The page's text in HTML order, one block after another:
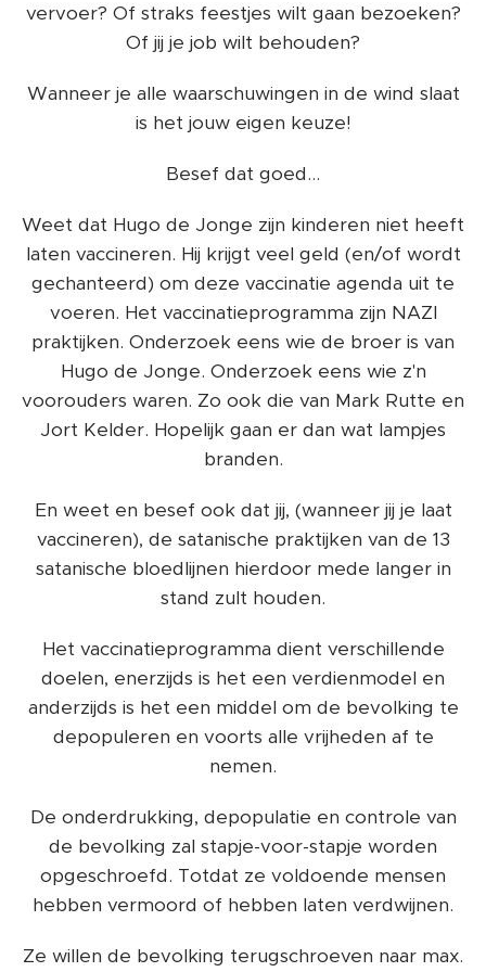
vervoer? Of straks feestjes wilt gaan bezoeken?
Of jij je job wilt behouden?
Wanneer je alle waarschuwingen in de wind slaat
is het jouw eigen keuze!
Besef dat goed...
Weet dat Hugo de Jonge zijn kinderen niet heeft
laten vaccineren. Hij krijgt veel geld (en/of wordt
gechanteerd) om deze vaccinatie agenda uit te
voeren. Het vaccinatieprogramma zijn NAZI
praktijken. Onderzoek eens wie de broer is van
Hugo de Jonge. Onderzoek eens wie z'n
voorouders waren. Zo ook die van Mark Rutte en
Jort Kelder. Hopelijk gaan er dan wat lampjes
branden.
En weet en besef ook dat jij, (wanneer jij je laat
vaccineren), de satanische praktijken van de 13
satanische bloedlijnen hierdoor mede langer in
stand zult houden.
Het vaccinatieprogramma dient verschillende
doelen, enerzijds is het een verdienmodel en
anderzijds is het een middel om de bevolking te
depopuleren en voorts alle vrijheden af te
nemen.
De onderdrukking, depopulatie en controle van
de bevolking zal stapje-voor-stapje worden
opgeschroefd. Totdat ze voldoende mensen
hebben vermoord of hebben laten verdwijnen.
Ze willen de bevolking terugschroeven naar max.